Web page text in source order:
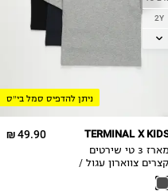
ניתן להדפיס סמל בי״ס
2Y
3Y
7Y
8Y
10Y
49.90 ₪ TERMINAL X
מארז 3 טי שירטים
צווארון עגול /